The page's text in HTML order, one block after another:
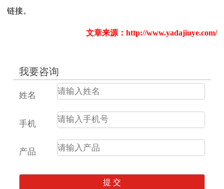
链接。
文章来源： http://www.yadajiuye.com/
我要咨询
姓名
手机
产品